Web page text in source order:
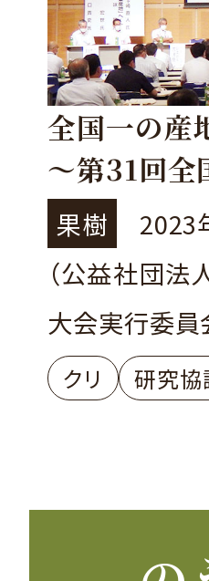
全国一の産
～第31回全
大会を開催
果樹
2023
（公益社団
大会実行委員
クリ 研究協